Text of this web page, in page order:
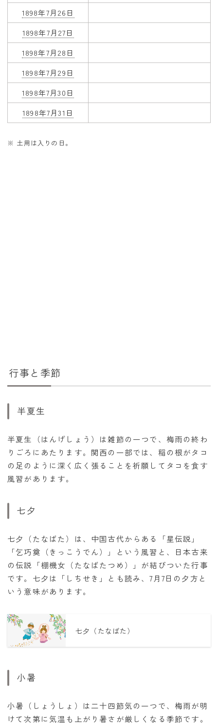
1898年7月26日
1898年7月27日
1898年7月28日
1898年7月29日
1898年7月30日
1898年7月31日
※ 土用は入りの日。
行事と季節
半夏生
半夏生（はんげしょう）は雑節の一つで、梅雨の終わ
りごろにあたります。関西の一部では、稲の根がタコ
の足のように深く広く張ることを祈願してタコを食す
風習があります。
七夕
七夕（たなばた）は、中国古代からある「星伝説」
「乞巧奠（きっこうでん）」という風習と、日本古来
の伝説「棚機女（たなばたつめ）」が結びついた行事
です。七夕は「しちせき」とも読み、7月7日の夕方と
いう意味があります。
七夕（たなばた）
小暑
小暑（しょうしょ）は二十四節気の一つで、梅雨が明
けて次第に気温も上がり暑さが厳しくなる季節です。